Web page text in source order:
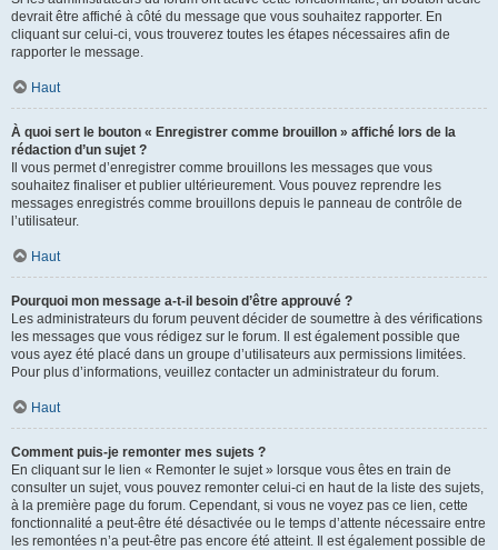
devrait être affiché à côté du message que vous souhaitez rapporter. En
cliquant sur celui-ci, vous trouverez toutes les étapes nécessaires afin de
rapporter le message.
Haut
À quoi sert le bouton « Enregistrer comme brouillon » affiché lors de la
rédaction d’un sujet ?
Il vous permet d’enregistrer comme brouillons les messages que vous
souhaitez finaliser et publier ultérieurement. Vous pouvez reprendre les
messages enregistrés comme brouillons depuis le panneau de contrôle de
l’utilisateur.
Haut
Pourquoi mon message a-t-il besoin d’être approuvé ?
Les administrateurs du forum peuvent décider de soumettre à des vérifications
les messages que vous rédigez sur le forum. Il est également possible que
vous ayez été placé dans un groupe d’utilisateurs aux permissions limitées.
Pour plus d’informations, veuillez contacter un administrateur du forum.
Haut
Comment puis-je remonter mes sujets ?
En cliquant sur le lien « Remonter le sujet » lorsque vous êtes en train de
consulter un sujet, vous pouvez remonter celui-ci en haut de la liste des sujets,
à la première page du forum. Cependant, si vous ne voyez pas ce lien, cette
fonctionnalité a peut-être été désactivée ou le temps d’attente nécessaire entre
les remontées n’a peut-être pas encore été atteint. Il est également possible de